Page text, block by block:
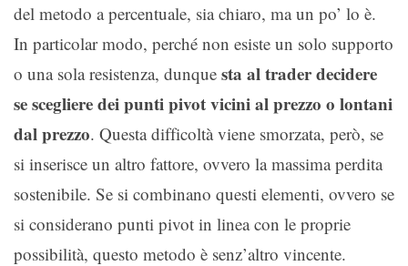
del metodo a percentuale, sia chiaro, ma un po’ lo è.
In particolar modo, perché non esiste un solo supporto
o una sola resistenza, dunque sta al trader decidere
se scegliere dei punti pivot vicini al prezzo o lontani
dal prezzo. Questa difficoltà viene smorzata, però, se
si inserisce un altro fattore, ovvero la massima perdita
sostenibile. Se si combinano questi elementi, ovvero se
si considerano punti pivot in linea con le proprie
possibilità, questo metodo è senz’altro vincente.